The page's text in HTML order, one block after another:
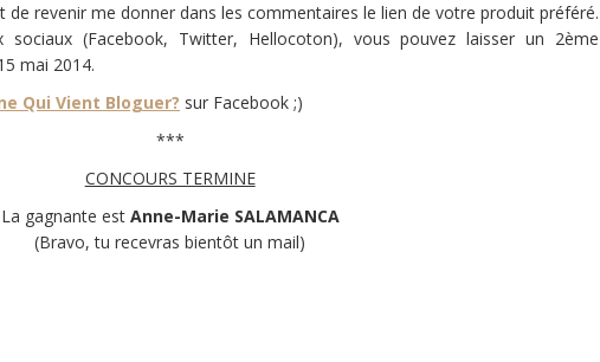
de revenir me donner dans les commentaires le lien de votre produit préféré.
(Facebook, Twitter, Hellocoton), vous pouvez laisser un 2ème
mai 2014.
Qui Vient Bloguer? sur Facebook ;)
***
CONCOURS TERMINE
La gagnante est Anne-Marie SALAMANCA
(Bravo, tu recevras bientôt un mail)